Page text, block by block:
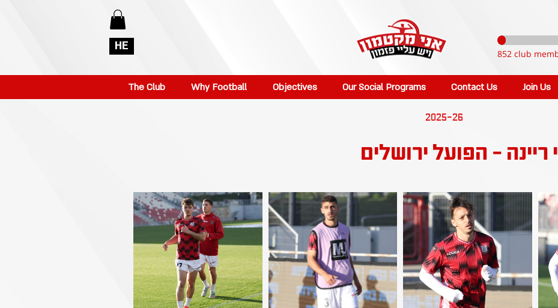
HE
852 club
The Club Why Football Objectives Our Social Programs Contact Us Join Us
2025-26